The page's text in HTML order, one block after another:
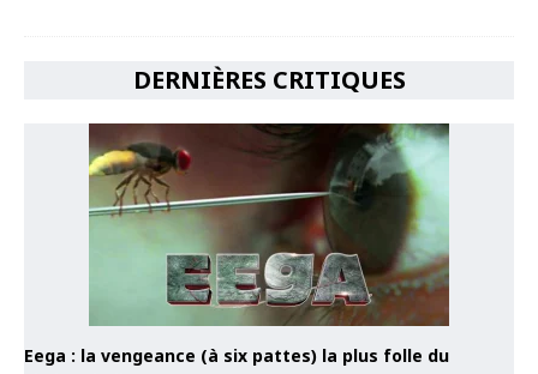
DERNIÈRES CRITIQUES
Eega : la vengeance (à six pattes) la plus folle du